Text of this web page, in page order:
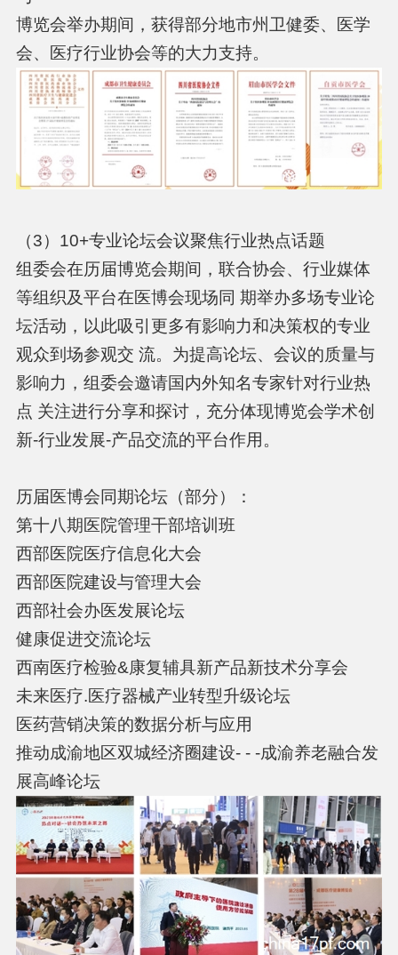
博览会举办期间，获得部分地市州卫健委、医学
会、医疗行业协会等的大力支持。
（3）10+专业论坛会议聚焦行业热点话题
组委会在历届博览会期间，联合协会、行业媒体
等组织及平台在医博会现场同 期举办多场专业论
坛活动，以此吸引更多有影响力和决策权的专业
观众到场参观交 流。为提高论坛、会议的质量与
影响力，组委会邀请国内外知名专家针对行业热
点 关注进行分享和探讨，充分体现博览会学术创
新-行业发展-产品交流的平台作用。
历届医博会同期论坛（部分）：
第十八期医院管理干部培训班
西部医院医疗信息化大会
西部医院建设与管理大会
西部社会办医发展论坛
健康促进交流论坛
西南医疗检验&康复辅具新产品新技术分享会
未来医疗.医疗器械产业转型升级论坛
医药营销决策的数据分析与应用
推动成渝地区双城经济圈建设- - -成渝养老融合发
展高峰论坛